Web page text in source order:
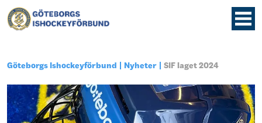
Göteborgs Ishockeyförbund Nyheter SIF laget 2024